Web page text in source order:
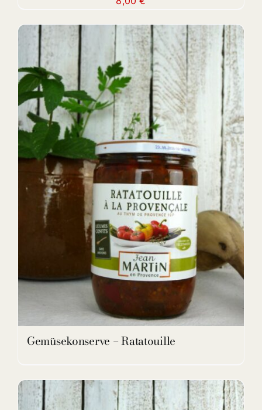
DETAILS
Gemüsekonserve – Ratatouille